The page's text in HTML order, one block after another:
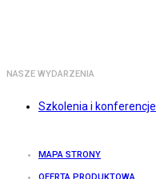
NASZE WYDARZENIA
Szkolenia i konferencje
MAPA STRONY